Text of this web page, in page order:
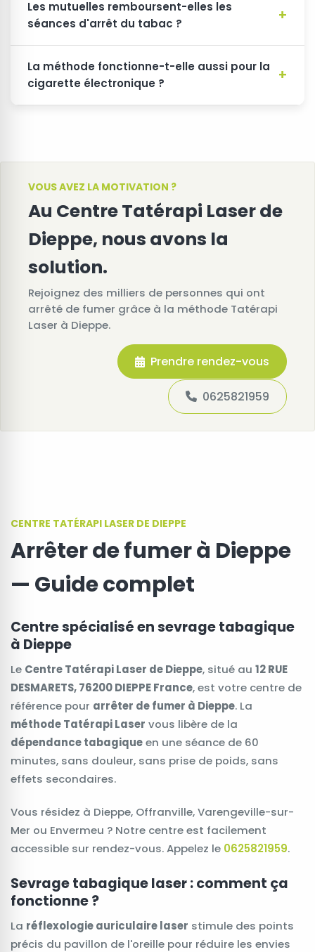
Les mutuelles remboursent-elles les
séances d'arrêt du tabac ?
La méthode fonctionne-t-elle aussi pour la
cigarette électronique ?
VOUS AVEZ LA MOTIVATION ?
Au Centre Tatérapi Laser de
Dieppe, nous avons la
solution.
Rejoignez des milliers de personnes qui ont
arrêté de fumer grâce à la méthode Tatérapi
Laser à Dieppe.
Prendre rendez-vous
0625821959
CENTRE TATÉRAPI LASER DE DIEPPE
Arrêter de fumer à Dieppe
— Guide complet
Centre spécialisé en sevrage tabagique
à Dieppe
Le Centre Tatérapi Laser de Dieppe, situé au 12 RUE
DESMARETS, 76200 DIEPPE France, est votre centre de
référence pour arrêter de fumer à Dieppe. La
méthode Tatérapi Laser vous libère de la
dépendance tabagiqueen une séance de 60
minutes, sans douleur, sans prise de poids, sans
effets secondaires.
Vous résidez à Dieppe, Offranville, Varengeville-sur-
Mer ou Envermeu ? Notre centre est facilement
accessible sur rendez-vous. Appelez le 0625821959.
Sevrage tabagique laser : comment ça
fonctionne ?
La réflexologie auriculaire laser stimule des points
précis du pavillon de l'oreille pour réduire les envies